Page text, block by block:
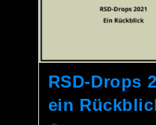
RSD-Drops
ein